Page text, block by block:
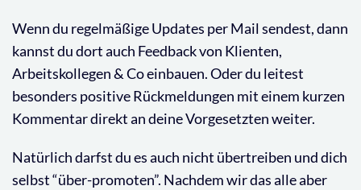
Wenn du regelmäßige Updates per Mail sendest, dann
kannst du dort auch Feedback von Klienten,
Arbeitskollegen & Co einbauen. Oder du leitest
besonders positive Rückmeldungen mit einem kurzen
Kommentar direkt an deine Vorgesetzten weiter.
Natürlich darfst du es auch nicht übertreiben und dich
selbst “über-promoten”. Nachdem wir das alle aber